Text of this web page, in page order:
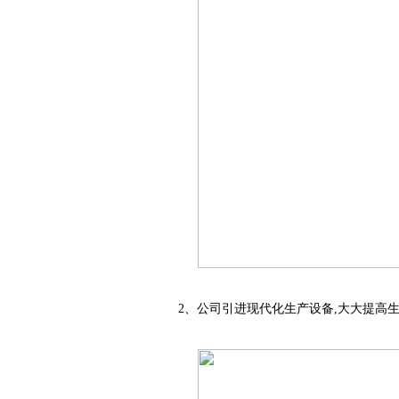
2、公司引进现代化生产设备,大大提高